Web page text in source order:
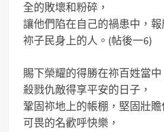
全的敗壞和粉碎，
讓他們陷在自己的禍患中，
祢子民身上的人。(帖後一6)
賜下榮耀的得勝在祢百姓當
殺戮仇敵得享平安的日子，
鞏固祢地上的帳棚，堅固壯
可畏的名歡呼快樂，